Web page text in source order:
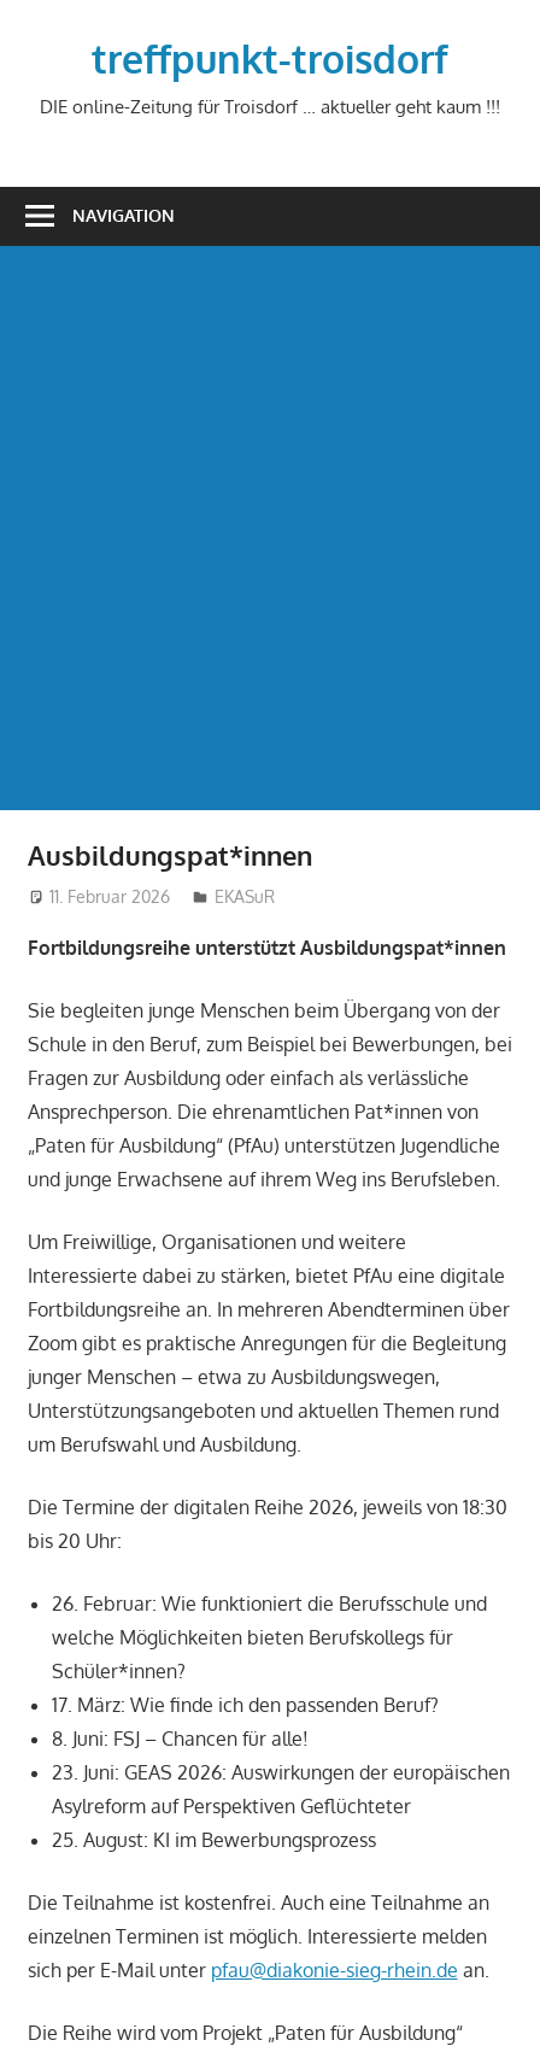
treffpunkt-troisdorf
DIE online-Zeitung für Troisdorf … aktueller geht kaum !!!
NAVIGATION
Ausbildungspat*innen
11. Februar 2026 treffpunkt
EKASuR
Fortbildungsreihe unterstützt Ausbildungspat*innen
Sie begleiten junge Menschen beim Übergang von der
Schule in den Beruf, zum Beispiel bei Bewerbungen, bei
Fragen zur Ausbildung oder einfach als verlässliche
Ansprechperson. Die ehrenamtlichen Pat*innen von
„Paten für Ausbildung“ (PfAu) unterstützen Jugendliche
und junge Erwachsene auf ihrem Weg ins Berufsleben.
Um Freiwillige, Organisationen und weitere
Interessierte dabei zu stärken, bietet PfAu eine digitale
Fortbildungsreihe an. In mehreren Abendterminen über
Zoom gibt es praktische Anregungen für die Begleitung
junger Menschen – etwa zu Ausbildungswegen,
Unterstützungsangeboten und aktuellen Themen rund
um Berufswahl und Ausbildung.
Die Termine der digitalen Reihe 2026, jeweils von 18:30
bis 20 Uhr:
26. Februar: Wie funktioniert die Berufsschule und
welche Möglichkeiten bieten Berufskollegs für
Schüler*innen?
17. März: Wie finde ich den passenden Beruf?
8. Juni: FSJ – Chancen für alle!
23. Juni: GEAS 2026: Auswirkungen der europäischen
Asylreform auf Perspektiven Geflüchteter
25. August: KI im Bewerbungsprozess
Die Teilnahme ist kostenfrei. Auch eine Teilnahme an
einzelnen Terminen ist möglich. Interessierte melden
sich per E-Mail unter pfau@diakonie-sieg-rhein.de an.
Die Reihe wird vom Projekt „Paten für Ausbildung“